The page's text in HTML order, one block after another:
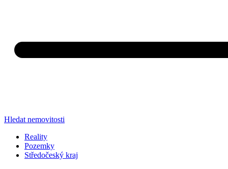
Hledat nemovitosti
Reality
Pozemky
Středočeský kraj